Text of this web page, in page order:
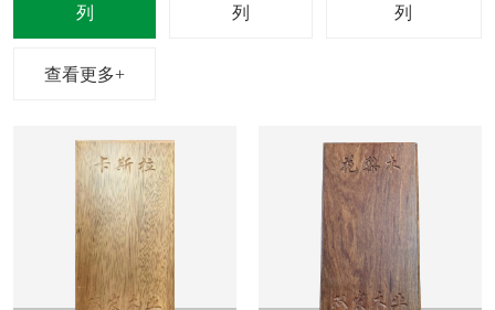
列
列
列
查看更多+